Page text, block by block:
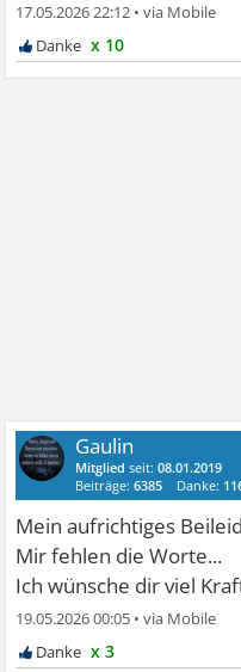
17.05.2026 22:12 •
x 10
Gaulin
Mitglied seit:08.01.2019
Beiträge:6385 Danke:
Mein aufrichtiges Beileid
Mir fehlen die Worte...
Ich wünsche dir viel
19.05.2026 00:05 •
x 3